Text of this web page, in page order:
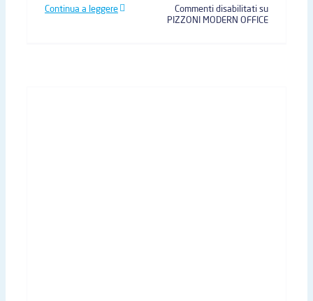
Continua a leggere Commenti disabilitatisu
PIZZONI MODERN OFFICE